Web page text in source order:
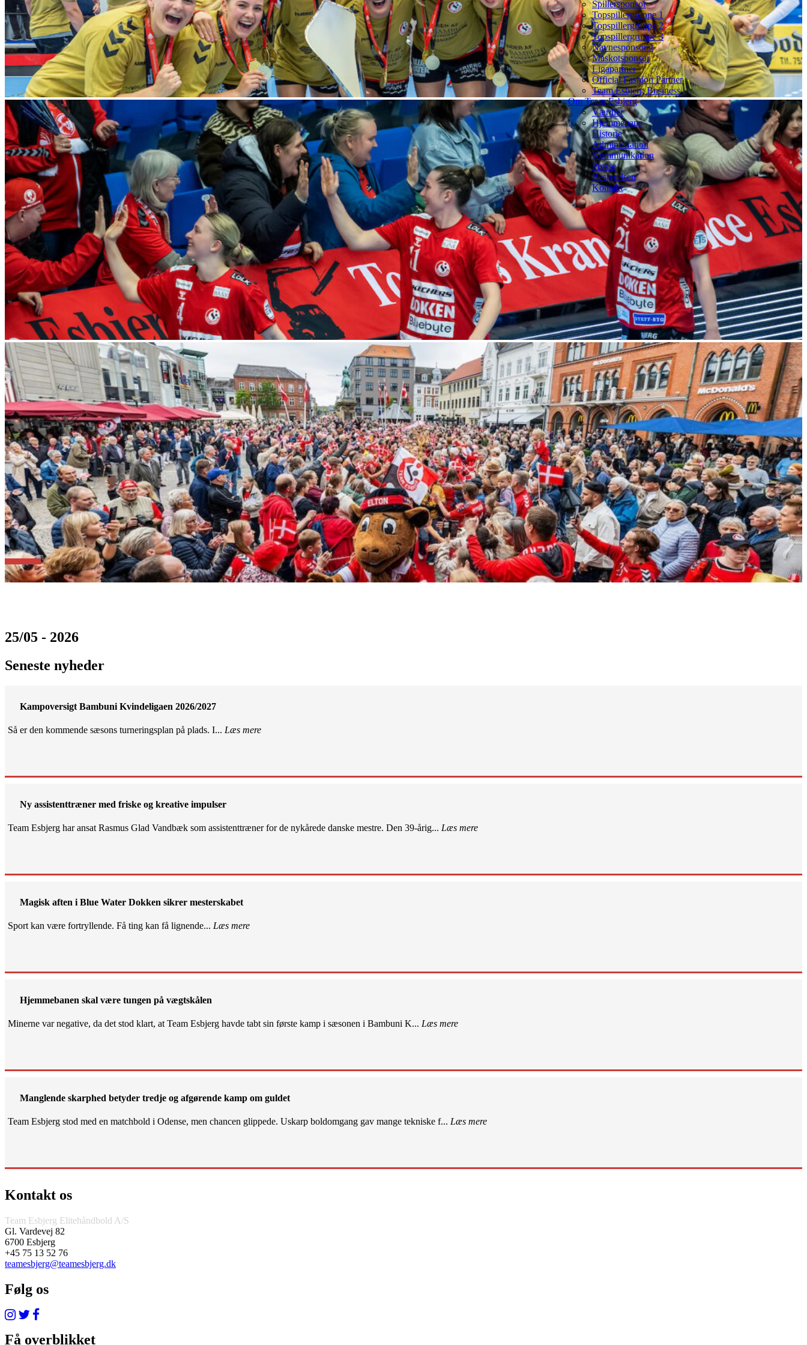
Spillersponsor
Topspillergruppe 1
Topspillergruppe 2
Topspillergruppe 3
Navnesponsorat
Maskotsponsor
Ligapartner
Official Fashion Partner
Team Esbjerg Business
Om Team Esbjerg
Værdier
Hjemmebane
Historie
Administration
Kommunikation
Presse
Bestyrelsen
Kontakt
25/05 - 2026
Seneste nyheder
Kampoversigt Bambuni Kvindeligaen 2026/2027
Så er den kommende sæsons turneringsplan på plads. I... Læs mere
Ny assistenttræner med friske og kreative impulser
Team Esbjerg har ansat Rasmus Glad Vandbæk som assistenttræner for de nykårede danske mestre. Den 39-årig... Læs mere
Magisk aften i Blue Water Dokken sikrer mesterskabet
Sport kan være fortryllende. Få ting kan få lignende... Læs mere
Hjemmebanen skal være tungen på vægtskålen
Minerne var negative, da det stod klart, at Team Esbjerg havde tabt sin første kamp i sæsonen i Bambuni K... Læs mere
Manglende skarphed betyder tredje og afgørende kamp om guldet
Team Esbjerg stod med en matchbold i Odense, men chancen glippede. Uskarp boldomgang gav mange tekniske f... Læs mere
Kontakt os
Team Esbjerg Elitehåndbold A/S
Gl. Vardevej 82
6700 Esbjerg
+45 75 13 52 76
teamesbjerg@teamesbjerg.dk
Følg os
Få overblikket